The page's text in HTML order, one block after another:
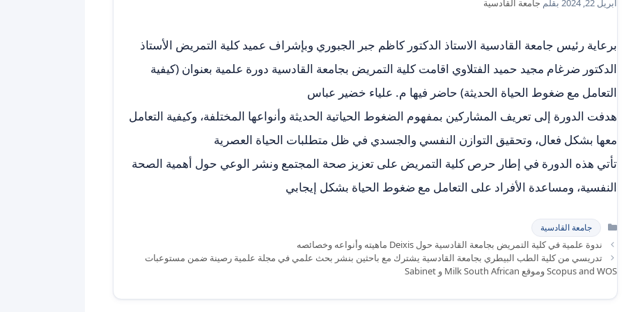
برعاية رئيس جامعة القادسية الاستاذ الدكتور كاظم جبر الجبوري وبإشراف عميد كلية التمريض الأستاذ
الدكتور ضرغام مجيد حميد الفتلاوي اقامت كلية التمريض بجامعة القادسية دورة علمية بعنوان (كيفية
التعامل مع ضغوط الحياة الحديثة) حاضر فيها م. علياء خضير عباس
هدفت الدورة إلى تعريف المشاركين بمفهوم الضغوط الحياتية الحديثة وأنواعها المختلفة، وكيفية التعامل
معها بشكل فعال، وتحقيق التوازن النفسي والجسدي في ظل متطلبات الحياة العصرية
تأتي هذه الدورة في إطار حرص كلية التمريض على تعزيز صحة المجتمع ونشر الوعي حول أهمية الصحة
النفسية، ومساعدة الأفراد على التعامل مع ضغوط الحياة بشكل إيجابي
التصنيفات
جامعة القادسية
ندوة علمية في كلية التمريض بجامعة القادسية حول Deixis ماهيته وأنواعه وخصائصه
تدريسي من كلية الطب البيطري بجامعة القادسية يشترك مع باحثين بنشر بحث علمي في مجلة علمية رصينة ضمن مستوعبات
Scopus and WOS وموقع Milk South African و Sabinet